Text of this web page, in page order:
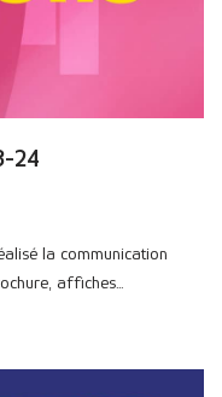
24
la communication
affiches…